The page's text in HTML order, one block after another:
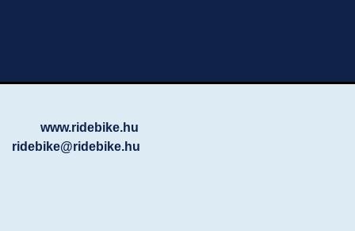
www.ridebike.hu
ridebike@ridebike.hu